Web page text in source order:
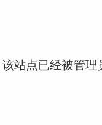
站点已经被管